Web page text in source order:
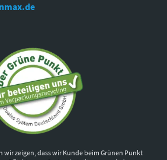
wir zeigen, dass wir Kunde beim Grünen Punkt